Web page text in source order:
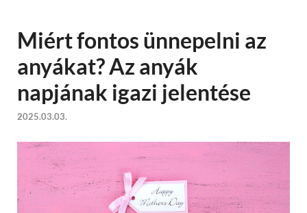
Miért fontos ünnepelni az
anyákat? Az anyák
napjának igazi jelentése
2025.03.03.